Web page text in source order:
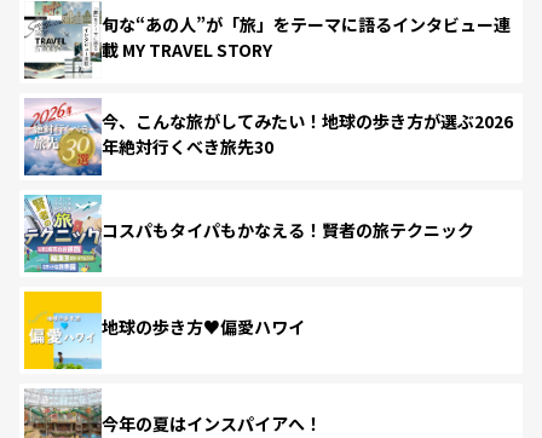
旬な“あの人”が「旅」をテーマに語るインタビュー連
載 MY TRAVEL STORY
今、こんな旅がしてみたい！地球の歩き方が選ぶ2026
年絶対行くべき旅先30
コスパもタイパもかなえる！賢者の旅テクニック
地球の歩き方♥偏愛ハワイ
今年の夏はインスパイアへ！